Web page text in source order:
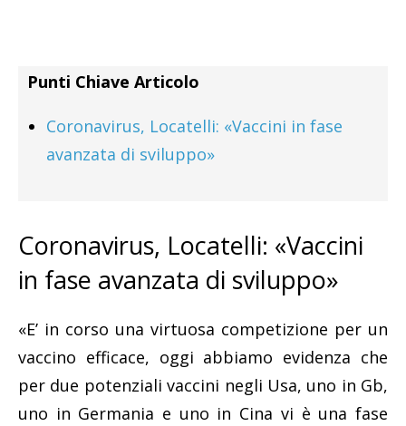
Punti Chiave Articolo
Coronavirus, Locatelli: «Vaccini in fase
avanzata di sviluppo»
Coronavirus, Locatelli: «Vaccini
in fase avanzata di sviluppo»
«E’ in corso una virtuosa competizione per un
vaccino efficace, oggi abbiamo evidenza che
per due potenziali vaccini negli Usa, uno in Gb,
uno in Germania e uno in Cina vi è una fase